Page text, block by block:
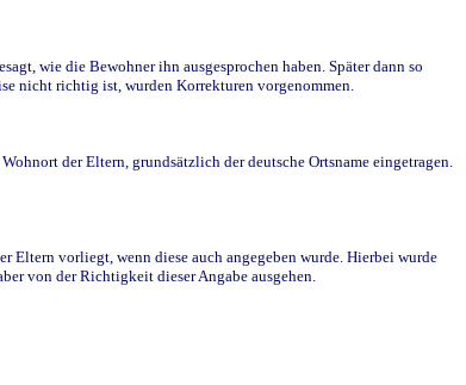
wie die Bewohner ihn ausgesprochen haben. Später dann so
nicht richtig ist, wurden Korrekturen vorgenommen.
der Eltern, grundsätzlich der deutsche Ortsname eingetragen.
Eltern vorliegt, wenn diese auch angegeben wurde. Hierbei wurde
von der Richtigkeit dieser Angabe ausgehen.